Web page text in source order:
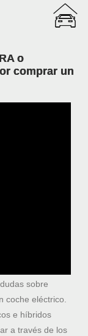
o
comprar un
sobre
coche eléctrico.
e híbridos
a través de los